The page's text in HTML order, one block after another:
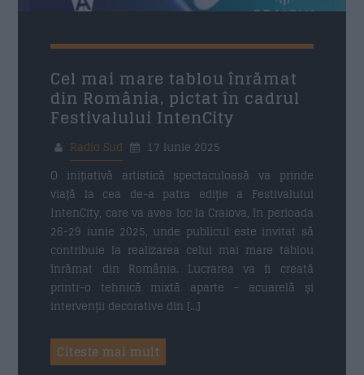
Cel mai mare tablou înrămat
din România, pictat în cadrul
Festivalului IntenCity
Radio Sud
17 iunie 2025
O inițiativă artistică spectaculoasă va prinde
viață la cea de-a patra ediție a Festivalului
IntenCity, care va avea loc la Craiova, în perioada
26-29 iunie 2025, unde publicul este invitat să
contribuie la realizarea celui mai mare tablou
înrămat din România. Lucrarea va fi creată
printr-o tehnică mixtă aparte – acuarelă și
intervenții decorative din […]
Citeste mai mult